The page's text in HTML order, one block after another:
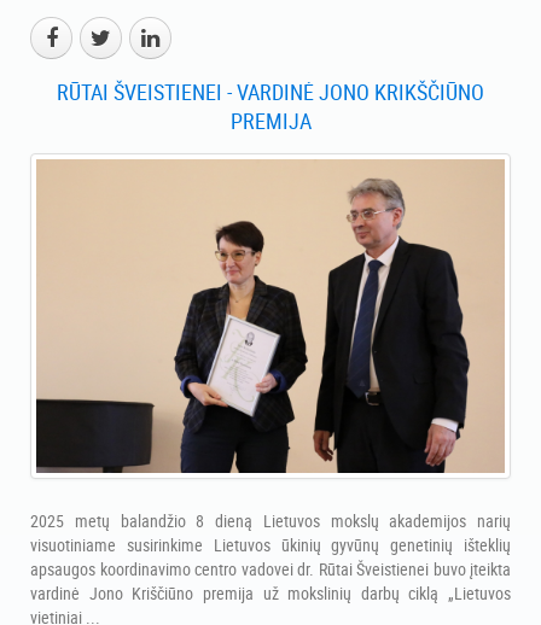
RŪTAI ŠVEISTIENEI - VARDINĖ JONO KRIKŠČIŪNO
PREMIJA
2025 metų balandžio 8 dieną Lietuvos mokslų akademijos narių
visuotiniame susirinkime Lietuvos ūkinių gyvūnų genetinių išteklių
apsaugos koordinavimo centro vadovei dr. Rūtai Šveistienei buvo įteikta
vardinė Jono Kriščiūno premija už mokslinių darbų ciklą „Lietuvos
vietiniai ...